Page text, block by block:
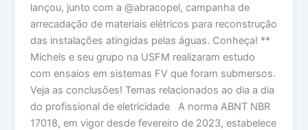
lançou, junto com a @abracopel, campanha de
arrecadação de materiais elétricos para reconstrução
das instalações atingidas pelas águas. Conheça! **
Michels e seu grupo na USFM realizaram estudo
com ensaios em sistemas FV que foram submersos.
Veja as conclusões! Temas relacionados ao dia a dia
do profissional de eletricidade A norma ABNT NBR
17018, em vigor desde fevereiro de 2023, estabelece